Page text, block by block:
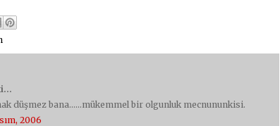
düşmez bana......mükemmel bir olgunluk mecnununkisi.
2006